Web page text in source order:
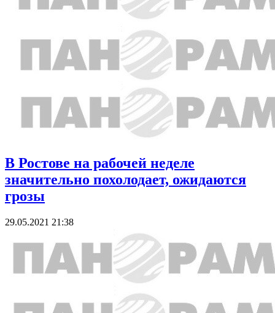
В Ростове на рабочей неделе
значительно похолодает, ожидаются
грозы
29.05.2021 21:38